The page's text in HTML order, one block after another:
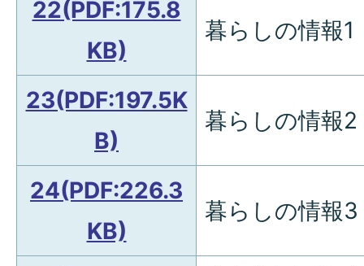
22(PDF:175.8
KB)
暮らしの情報1
23(PDF:197.5K
B)
暮らしの情報2
24(PDF:226.3
KB)
暮らしの情報3